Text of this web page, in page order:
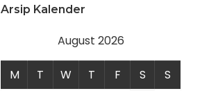
Arsip Kalender
August 2026
M T W T F S
S